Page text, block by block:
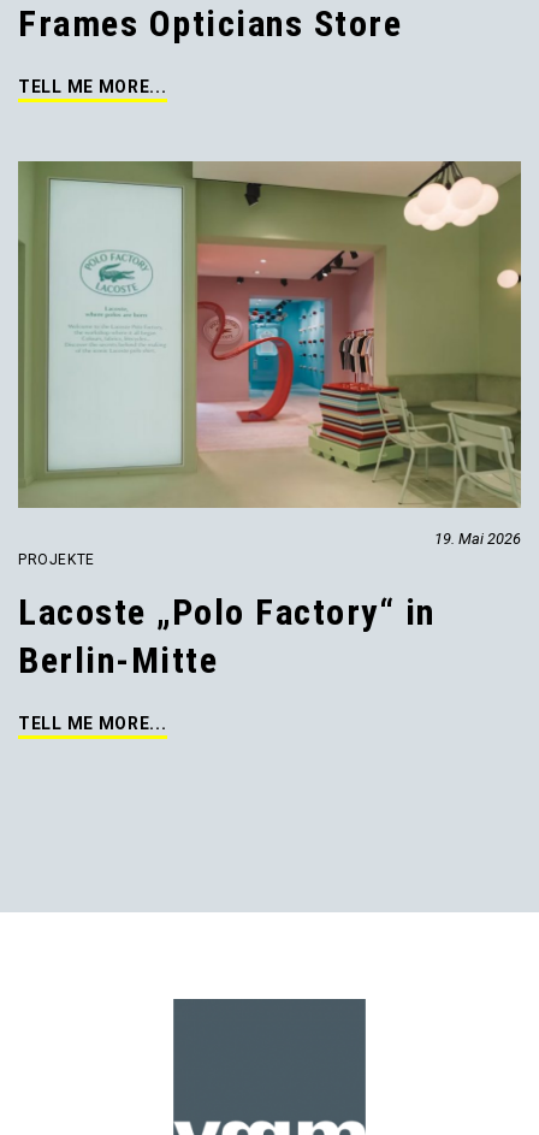
Frames Opticians Store
TELL ME MORE...
19. Mai 2026
PROJEKTE
Lacoste „Polo Factory“ in
Berlin-Mitte
TELL ME MORE...